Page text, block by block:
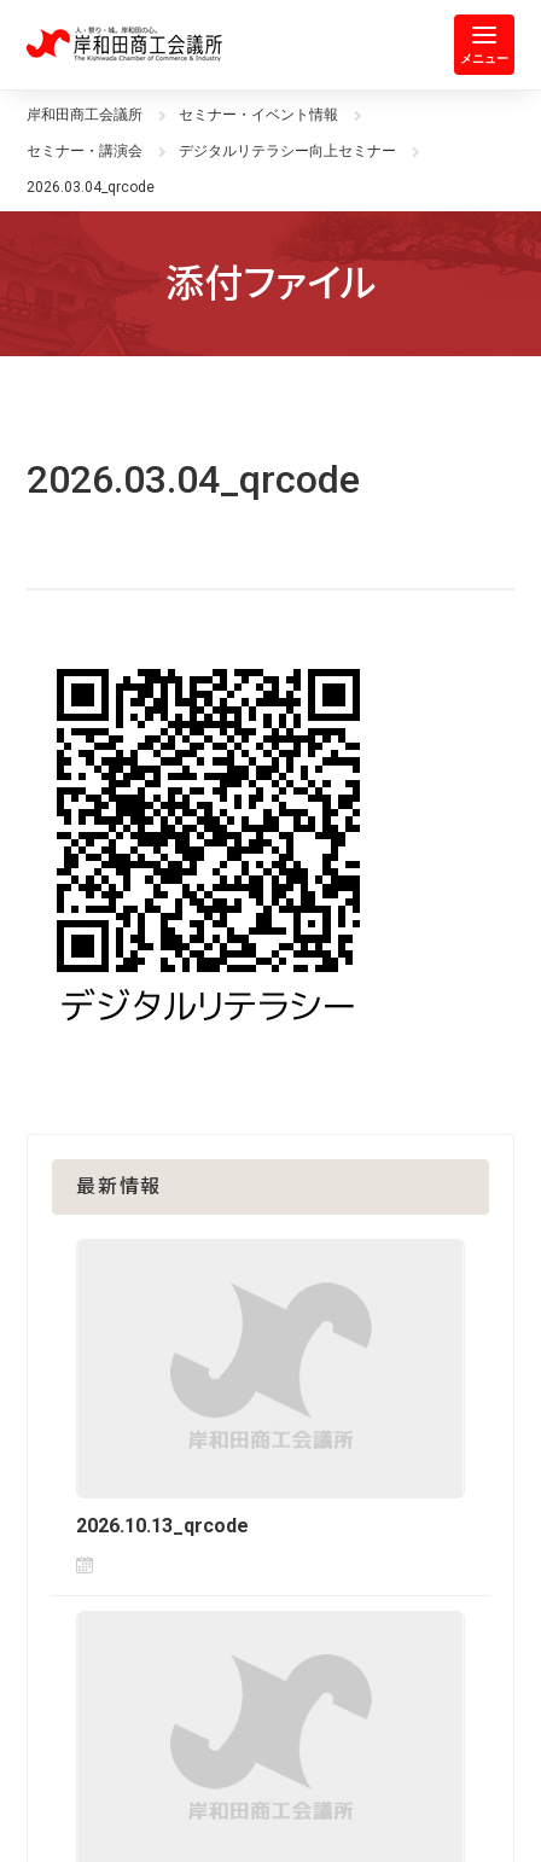
岸和田商工会議所 | 人・祭り・城。
メニュー
岸和田商工会議所 セミナー・イベント情報
セミナー・講演会 デジタルリテラシー向上セミナー
2026.03.04_qrcode
添付ファイル
2026.03.04_qrcode
最新情報
2026.10.13_qrcode